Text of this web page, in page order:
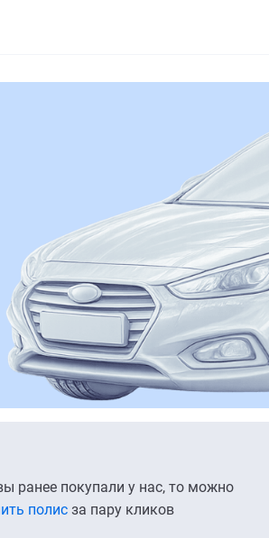
ранее покупали у нас, то можно
полис за пару кликов